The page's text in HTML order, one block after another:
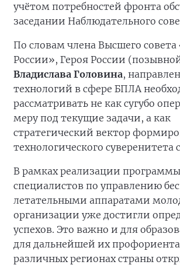
учётом потребностей фронта
заседании Наблюдательного
По словам члена Высшего
России», Героя России
Владислава Головина,
технологий в сфере БПЛА
рассматривать не как сугубо
меру под текущие задачи, а как
стратегический вектор
технологического суверенитета
В рамках реализации
специалистов по управлению
летательными аппаратами
организации уже достигли
успехов. Это важно и для
для дальнейшей их
различных регионах страны